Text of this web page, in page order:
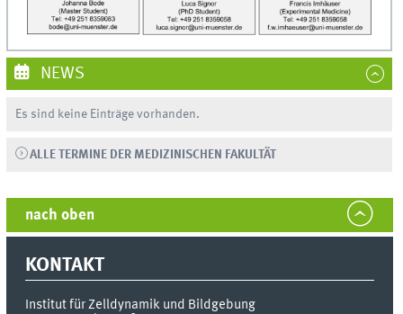
NEWS
Es sind keine Einträge vorhanden.
ALLE TERMINE DER MEDIZINISCHEN FAKULTÄT
nach oben
KONTAKT
Institut für Zelldynamik und Bildgebung